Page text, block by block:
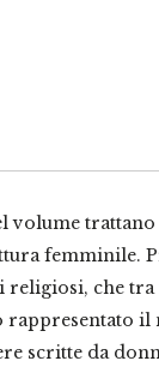
volume trattano
femminile.
religiosi, che
rappresentato il
scritte da